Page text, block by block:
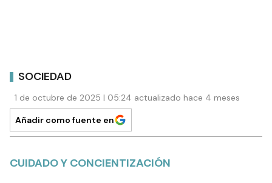
SOCIEDAD
1 de octubre de 2025 | 05:24 actualizado hace 4 meses
Añadir como fuente en
CUIDADO Y CONCIENTIZACIÓN